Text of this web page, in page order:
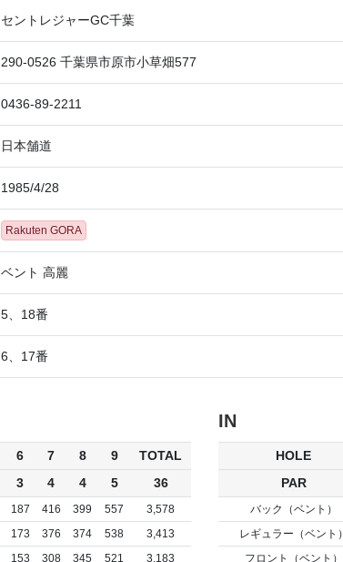
セントレジャーGC千葉
290-0526 千葉県市原市小草畑577
0436-89-2211
日本舗道
1985/4/28
Rakuten GORA
ベント 高麗
5、18番
6、17番
6 7 8 9
TOTAL
3 4 4 5 36
187 416 399 557
3,578
173 376 374 538
3,413
153 308 345 521 3,183
IN
HOLE
PAR
バック（ベント）
レギュラー（ベント）
フロント（ベント）